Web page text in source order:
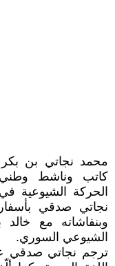
كاتب وناشط
الحركة الشيوعية
نجاتي صدقي
وبنفاشاته مع
الشيوعي السوري.
ترجم نجاتي صدقي